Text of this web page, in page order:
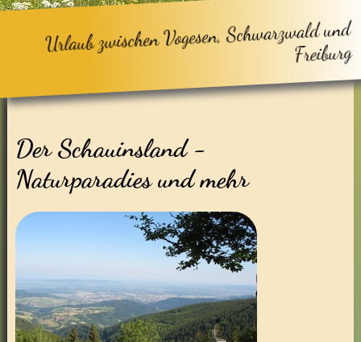
Urlaub zwischen Vogesen, Schwarzwald und
Freiburg
Der Schauinsland -
Naturparadies und mehr